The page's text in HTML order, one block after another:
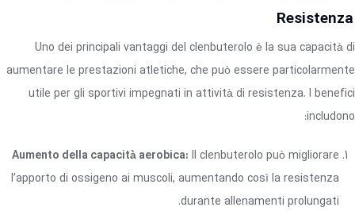
Resistenza
Uno dei principali vantaggi del clenbuterolo è la sua capacità di
aumentare le prestazioni atletiche, che può essere particolarmente
utile per gli sportivi impegnati in attività di resistenza. I benefici
includono:
Aumento della capacità aerobica: Il clenbuterolo può migliorare
l’apporto di ossigeno ai muscoli, aumentando così la resistenza
durante allenamenti prolungati.